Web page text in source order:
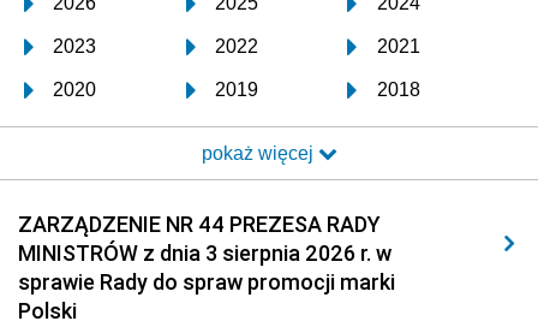
2023 2022 2021
2020 2019 2018
2017 2016 2015
2014 2013 2012
2011 2010 2009
2008 2007 2006
2005
pokaż więcej
ZARZĄDZENIE NR 44 PREZESA RADY
MINISTRÓW z dnia 3 sierpnia 2026 r. w
sprawie Rady do spraw promocji marki
Polski